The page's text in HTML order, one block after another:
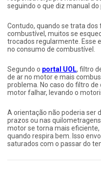
seguindo o que diz manual
Contudo, quando se trata dos
combustível, muitos se
trocados regularmente. Esse
no consumo de combustível.
Segundo o portal UOL, filtro
de ar no motor e mais
problema. No caso do filtro
motor falhar, levando o
A orientação não poderia ser
prazos ou nas
motor se torna mais
quando respira bem. Isso
saturados com o passar do